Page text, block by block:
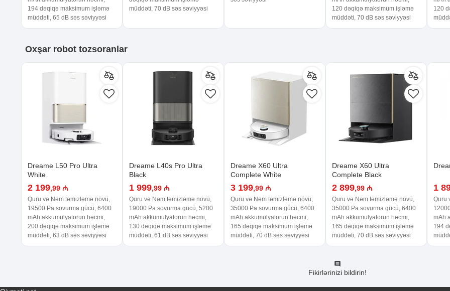
194 dəqiqə maksimum işləmə
müddəti, 65 dB səs səviyyəsi
müddəti, 70 dB səs səviyyəsi
120 dəqiqə maksimum işləmə
müddəti, 70 dB səs səviyyəsi
120
Oxşar robot tozsoranlar
Dreame L50 Pro Ultra
White
2 199,99 ₼
Quru və Nəm təmizləmə növü,
19500 Pa sovurma gücü, 6400
mAh akkumulyatorun həcmi,
200 dəqiqə maksimum işləmə
müddəti, 63 dB səs səviyyəsi
Dreame L40s Pro Ultra
Black
1 999,99 ₼
Quru və Nəm təmizləmə növü,
19000 Pa sovurma gücü, 5200
mAh akkumulyatorun həcmi,
130 dəqiqə maksimum işləmə
müddəti, 61 dB səs səviyyəsi
Dreame X60 Ultra
Complete White
3 199,99 ₼
Quru və Nəm təmizləmə növü,
35000 Pa sovurma gücü, 6400
mAh akkumulyatorun həcmi,
165 dəqiqə maksimum işləmə
müddəti, 70 dB səs səviyyəsi
Dreame X60 Ultra
Complete Black
2 899,99 ₼
Quru və Nəm təmizləmə növü,
35000 Pa sovurma gücü, 6400
mAh akkumulyatorun həcmi,
165 dəqiqə maksimum işləmə
müddəti, 70 dB səs səviyyəsi
1
Quru
mAh
194
Fikirlərinizi bildirin!